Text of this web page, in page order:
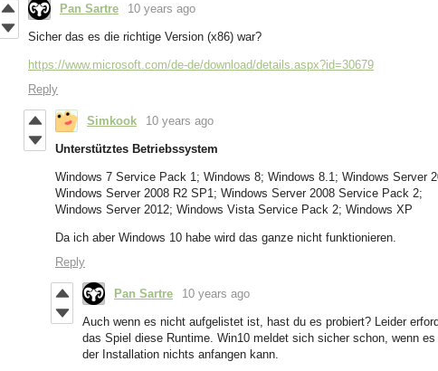
Pan Sartre 10 years ago
Sicher das es die richtige Version (x86) war?
https://www.microsoft.com/de-de/download/details.aspx?id=30679
Reply
Simkook 10 years ago
Unterstütztes Betriebssystem
Windows 7 Service Pack 1; Windows 8; Windows 8.1; Windows Server
Windows Server 2008 R2 SP1; Windows Server 2008 Service Pack 2;
Windows Server 2012; Windows Vista Service Pack 2; Windows XP
Da ich aber Windows 10 habe wird das ganze nicht funktionieren.
Reply
Pan Sartre 10 years ago
Auch wenn es nicht aufgelistet ist, hast du es probiert? Leider
das Spiel diese Runtime. Win10 meldet sich sicher schon, wenn
der Installation nichts anfangen kann.